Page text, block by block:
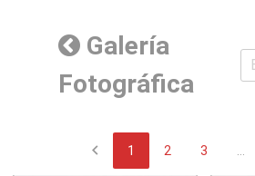
Galería
Fotográfica
chevron_left 1 2 3